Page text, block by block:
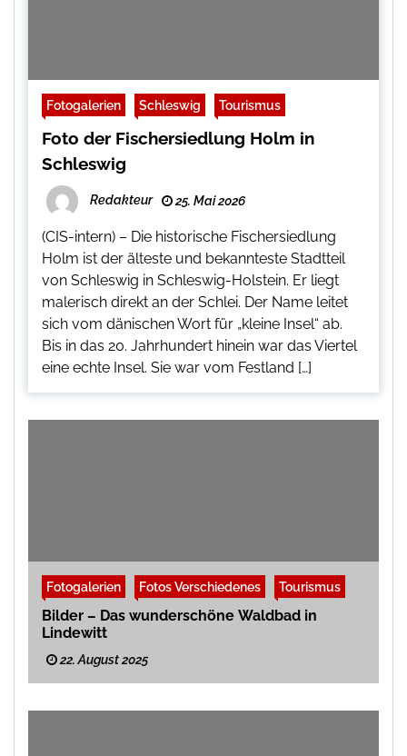
Fotogalerien Schleswig Tourismus
Foto der Fischersiedlung Holm in
Schleswig
Redakteur 25. Mai 2026
(CIS-intern) – Die historische Fischersiedlung
Holm ist der älteste und bekannteste Stadtteil
von Schleswig in Schleswig-Holstein. Er liegt
malerisch direkt an der Schlei. Der Name leitet
sich vom dänischen Wort für „kleine Insel“ ab.
Bis in das 20. Jahrhundert hinein war das Viertel
eine echte Insel. Sie war vom Festland […]
Fotogalerien Fotos Verschiedenes Tourismus
Bilder – Das wunderschöne Waldbad in
Lindewitt
22. August 2025